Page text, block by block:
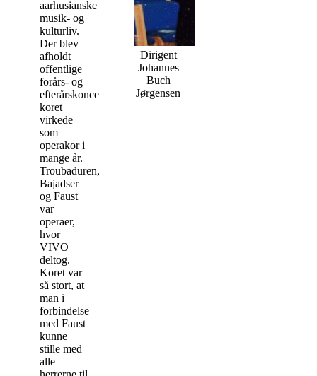
aarhusianske
musik- og
kulturliv.
Der blev
afholdt
offentlige
forårs- og
efterårskoncerter,
koret
virkede
som
operakor i
mange år.
Troubaduren,
Bajadser
og Faust
var
operaer,
hvor
VIVO
deltog.
Koret var
så stort, at
man i
forbindelse
med Faust
kunne
stille med
alle
Dirigent
Johannes
Buch
Jørgensen